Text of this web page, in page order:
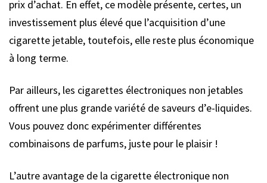
prix d’achat. En effet, ce modèle présente, certes, un
investissement plus élevé que l’acquisition d’une
cigarette jetable, toutefois, elle reste plus économique
à long terme.
Par ailleurs, les cigarettes électroniques non jetables
offrent une plus grande variété de saveurs d’e-liquides.
Vous pouvez donc expérimenter différentes
combinaisons de parfums, juste pour le plaisir !
L’autre avantage de la cigarette électronique non